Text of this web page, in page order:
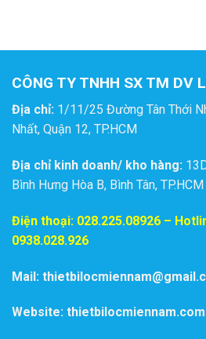
CÔNG TY TNHH SX TM DV
Địa chỉ: 1/11/25 Đường Tân Thới
Nhất, Quận 12, TP.HCM
Địa chỉ kinh doanh/ kho hàng:
Bình Hưng Hòa B, Bình Tân, TP.HCM
Điện thoại: 028.225.08926 –
0938.028.926
Mail:
Website: thietbilocmiennam.com